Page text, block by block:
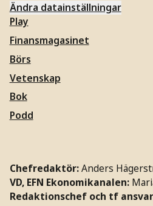
Ändra datainställningar
Play
Finansmagasinet
Börs
Vetenskap
Bok
Podd
Chefredaktör:Anders
VD, EFN Ekonomikanalen:
Redaktionschef och tf